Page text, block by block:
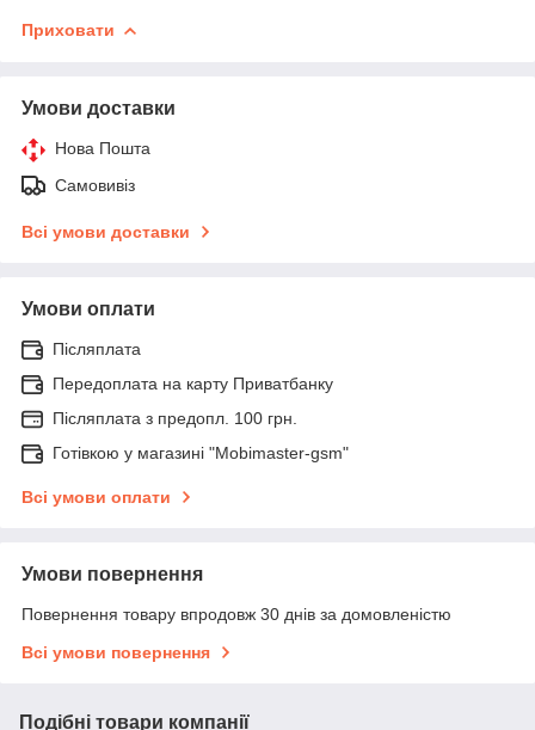
Приховати
Умови доставки
Нова Пошта
Самовивіз
Всі умови доставки
Умови оплати
Післяплата
Передоплата на карту Приватбанку
Післяплата з предопл. 100 грн.
Готівкою у магазині "Mobimaster-gsm"
Всі умови оплати
Умови повернення
Повернення товару впродовж 30 днів за домовленістю
Всі умови повернення
Подібні товари компанії